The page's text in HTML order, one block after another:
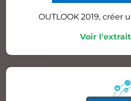
OUTLOOK 2019, créer
Voir l'extrait